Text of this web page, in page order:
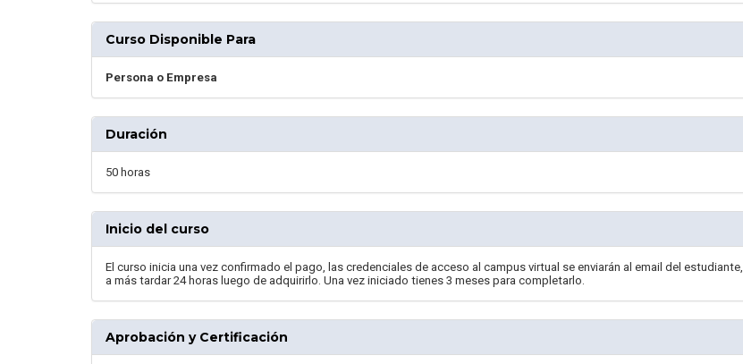
Curso Disponible Para
Persona o Empresa
Duración
50 horas
Inicio del curso
El curso inicia una vez confirmado el pago, las credenciales de acceso al campus virtual se enviarán al email del estudiante,
a más tardar 24 horas luego de adquirirlo. Una vez iniciado tienes 3 meses para completarlo.
Aprobación y Certificación